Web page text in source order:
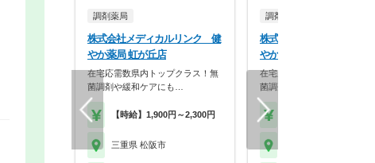
調剤薬局
株式会社メディカルリンク 健
やか薬局 虹が丘店
在宅応需数県内トップクラス！無
菌調剤や緩和ケアにも…
【時給】1,900円～2,300円
三重県 松阪市
調剤薬局
株式会社メディカルリン
やか薬局 内五曲店
在宅応需数県内トップクラス
菌調剤や緩和ケアにも…